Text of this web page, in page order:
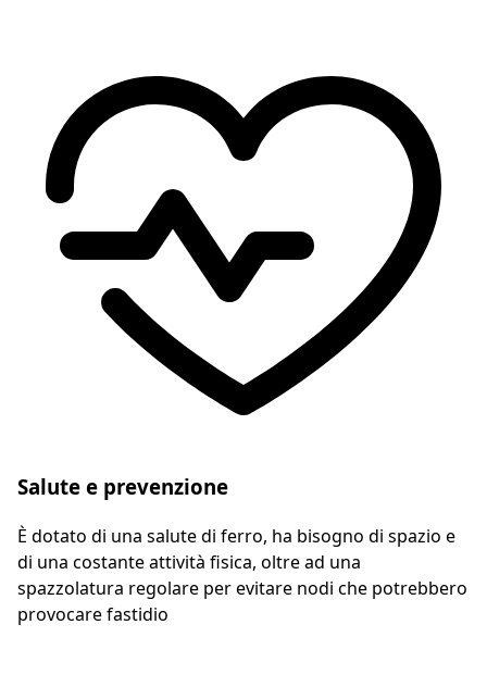
Salute e prevenzione
È dotato di una salute di ferro, ha bisogno di spazio e
di una costante attività fisica, oltre ad una
spazzolatura regolare per evitare nodi che potrebbero
provocare fastidio